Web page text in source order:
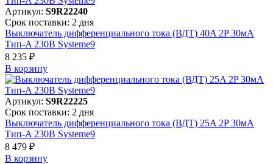
Артикул: S9R22240
Срок поставки: 2 дня
Выключатель дифференциального тока (ВДТ) 40A 2P 30мА
Тип-A 230В Systeme9
8 235 ₽
В корзинy
Артикул: S9R22225
Срок поставки: 2 дня
Выключатель дифференциального тока (ВДТ) 25A 2P 30мА
Тип-A 230В Systeme9
8 479 ₽
В корзинy